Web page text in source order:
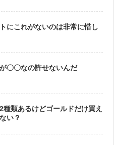
にこれがないのは非常に惜し
〇〇なの許せないんだ
種類あるけどゴールドだけ買え
い？